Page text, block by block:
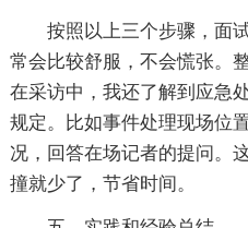
按照以上三个步骤，面
常会比较舒服，不会慌张。
在采访中，我还了解到应急
规定。比如事件处理现场位
况，回答在场记者的提问。
撞就少了，节省时间。